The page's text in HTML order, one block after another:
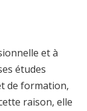
et à
études
de formation,
raison, elle